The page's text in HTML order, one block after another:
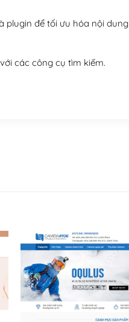
plugin để tối ưu hóa nội dung
các công cụ tìm kiếm.
Với kho Theme
nhân viên và những người
sẽ giúp bạn trả lời, giải